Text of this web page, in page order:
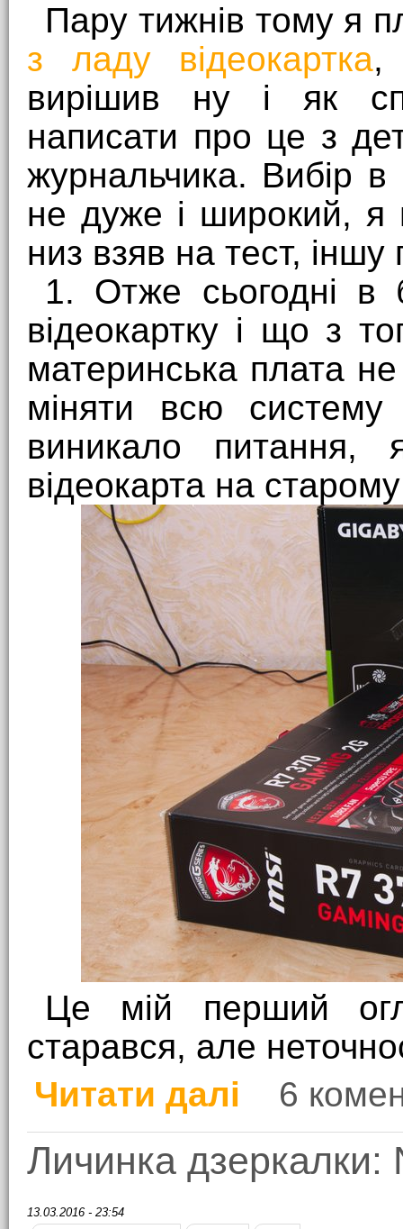
Пару тижнів тому я
з ладу відеокартка,
вирішив ну і як
написати про це з
журнальчика. Вибір в
не дуже і широкий, я
низ взяв на тест, іншу
1. Отже сьогодні в
відеокартку і що з
материнська плата
міняти всю
виникало питання,
відеокарта на старому
Це мій перший
старався, але
Читати далі
про Графічного
6
Личинка
13.03.2016 - 23:54